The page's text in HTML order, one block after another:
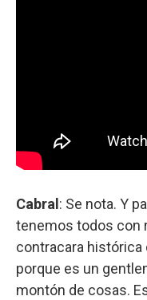
Cabral : Se nota. Y
tenemos todos con
contracara histórica
porque es un
montón de cosas.